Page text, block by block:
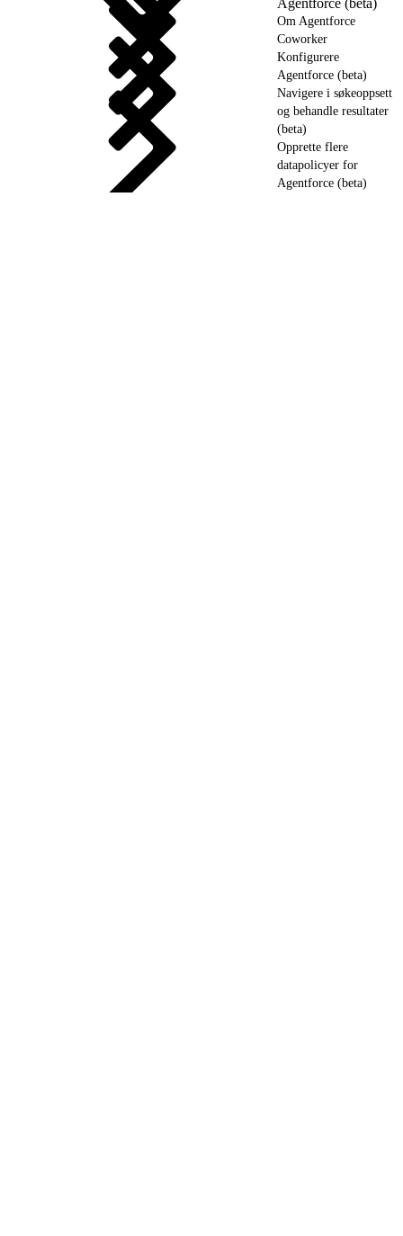
Om Agentforce
Coworker
Konfigurere
Agentforce (beta)
Navigere i søkeoppsett
og behandle resultater
(beta)
Opprette flere
datapolicyer for
Agentforce (beta)